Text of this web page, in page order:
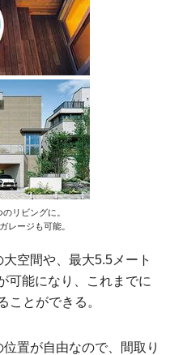
リビングに。
レージも可能。
空間や、最大5.5メート
可能になり、これまでに
ことができる。
置が自由なので、間取り